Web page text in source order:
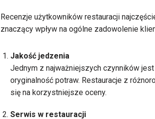
Recenzje użytkowników restauracji
znaczący wpływ na ogólne zadowolenie
Jakość jedzenia
Jednym z najważniejszych czynników
oryginalność potraw. Restauracje z
się na korzystniejsze oceny.
Serwis w restauracji